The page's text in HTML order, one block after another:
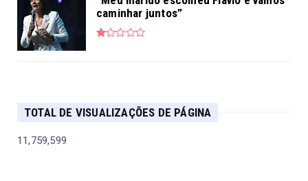
caminhar juntos”
TOTAL DE VISUALIZAÇÕES DE PÁGINA
11,759,599